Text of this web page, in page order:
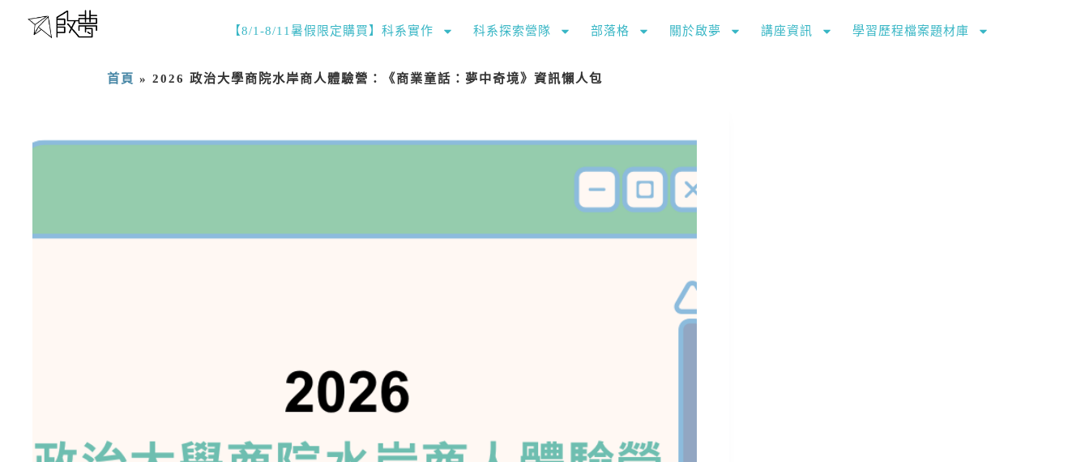
【8/1-8/11暑假限定購買】科系實作 科系探索營隊 部落格 關於啟夢 講座資訊 學習歷程檔案題材庫
首頁 » 2026 政治大學商院水岸商人體驗營：《商業童話：夢中奇境》資訊懶人包